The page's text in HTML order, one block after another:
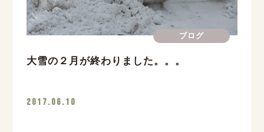
ブログ
大雪の２月が終わりました。。。
2017.06.10